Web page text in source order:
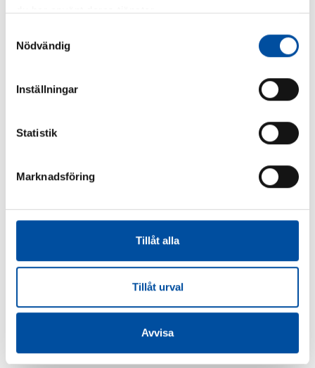
du har använt deras tjänster.
Nödvändig
Inställningar
Statistik
Marknadsföring
Tillåt alla
Tillåt urval
Avvisa
Så blir liten fjärrkyla lönsam – svensk modell väcker